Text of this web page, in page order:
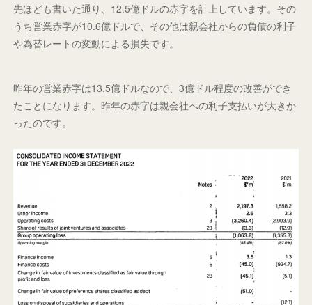
先ほども書いた通り、12.5億ドルの赤字を計上しています。その
うち営業赤字が10.6億ドルで、その他は親会社からの負債の利子
や為替レートの変動による損失です。
昨年の営業赤字は13.5億ドルなので、3億ドル程度の改善ができ
たことになります。昨年の赤字は親会社への利子支払いが大きか
ったのです。